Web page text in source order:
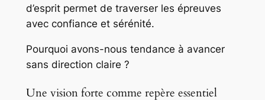
d’esprit permet de traverser les épreuves
avec confiance et sérénité.
Pourquoi avons-nous tendance à avancer
sans direction claire ?
Une vision forte comme repère essentiel